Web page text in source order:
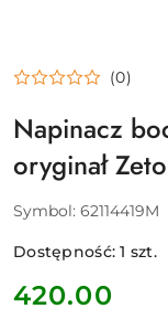
(0)
Napinacz
oryginał
Symbol: 62114419M
Dostępność:1 szt.
cena:
420.00